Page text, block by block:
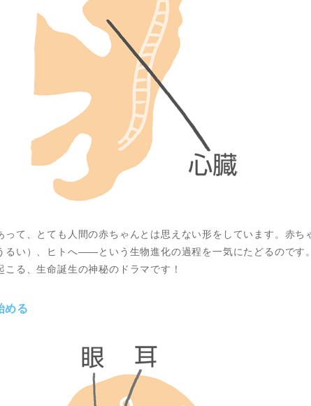
て、とても人間の赤ちゃんとは思えない形をしています。赤
るい）、ヒトへ――という生物進化の過程を一気にたどるのです
る、生命誕生の神秘のドラマです！
める